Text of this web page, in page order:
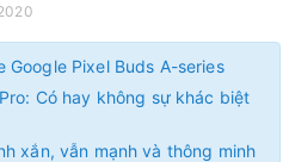
Pixel Buds A-series
Có hay không sự khác biệt
xắn, vẫn mạnh và thông minh